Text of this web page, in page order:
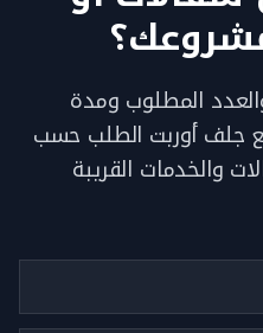
المطلوب ومدة
جلف أوربت الطلب حسب
والخدمات القريبة